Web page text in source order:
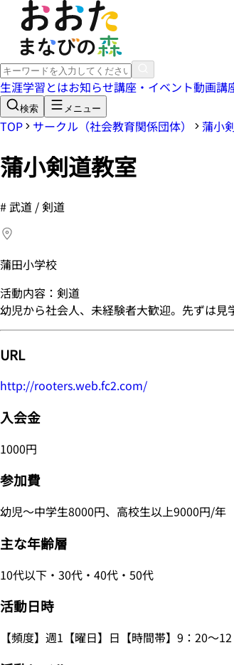
生涯学習とはお知らせ講座・イベント動画講
検索 メニュー
TOP サークル（社会教育関係団体） 蒲小
蒲小剣道教室
# 武道 / 剣道
蒲田小学校
活動内容：剣道
幼児から社会人、未経験者大歓迎。先ずは見
URL
http://rooters.web.fc2.com/
入会金
1000円
参加費
幼児～中学生8000円、高校生以上9000円/年
主な年齢層
10代以下・30代・40代・50代
活動日時
【頻度】週1【曜日】日【時間帯】9：20～